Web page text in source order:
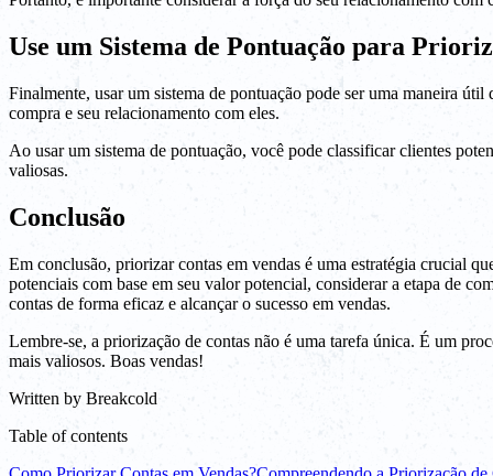
Use um Sistema de Pontuação para
Finalmente, usar um sistema de pontuação pode ser uma maneira
compra e seu relacionamento com eles.
Ao usar um sistema de pontuação, você pode classificar clientes
valiosas.
Conclusão
Em conclusão, priorizar contas em vendas é uma estratégia crucial
potenciais com base em seu valor potencial, considerar a etapa de
contas de forma eficaz e alcançar o sucesso em vendas.
Lembre-se, a priorização de contas não é uma tarefa única. É um
mais valiosos. Boas vendas!
Written by Breakcold
Table of contents